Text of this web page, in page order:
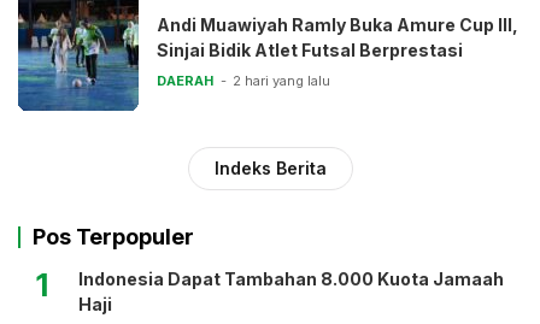
Andi Muawiyah Ramly Buka Amure Cup III,
Sinjai Bidik Atlet Futsal Berprestasi
DAERAH 2 hari yang lalu
Indeks Berita
Pos Terpopuler
1
Indonesia Dapat Tambahan 8.000 Kuota Jamaah
Haji